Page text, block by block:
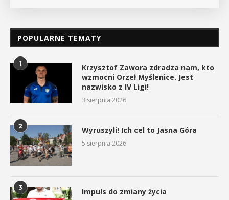
POPULARNE TEMATY
1
Krzysztof Zawora zdradza nam, kto
wzmocni Orzeł Myślenice. Jest
nazwisko z IV Ligi!
3 sierpnia 2026
2 Wyruszyli! Ich cel to Jasna Góra
5 sierpnia 2026
3 Impuls do zmiany życia